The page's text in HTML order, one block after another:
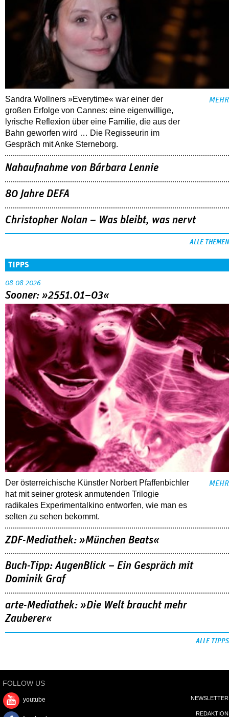
Sandra Wollners »Everytime« war einer der
großen Erfolge von Cannes: eine eigenwillige,
lyrische Reflexion über eine ­Familie, die aus der
Bahn geworfen wird … Die Regisseurin im
Gespräch mit Anke Sterneborg.
MEHR
Nahaufnahme von Bárbara Lennie
80 Jahre DEFA
Christopher Nolan – Was bleibt, was nervt
ALLE THEMEN
TIPPS
08.08.2026
Sooner: »2551.01–03«
Der österreichische Künstler Norbert Pfaffenbichler
hat mit seiner grotesk anmutenden Trilogie
radikales Experimentalkino entworfen, wie man es
selten zu sehen bekommt.
MEHR
ZDF-Mediathek: »München Beats«
Buch-Tipp: AugenBlick – Ein Gespräch mit
Dominik Graf
arte-Mediathek: »Die Welt braucht mehr
Zauberer«
ALLE TIPPS
FOLLOW US
youtube NEWSLETTER
REDAKTION